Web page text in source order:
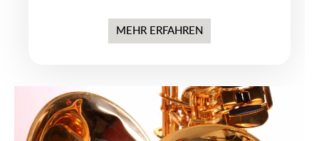
MEHR ERFAHREN